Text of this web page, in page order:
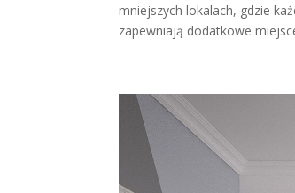
mniejszych lokalach, gdzie
zapewniają dodatkowe